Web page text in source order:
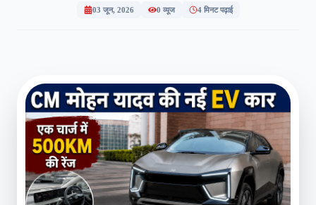
03 जून, 2026 0 व्यूज 4 मिनट पढ़ाई